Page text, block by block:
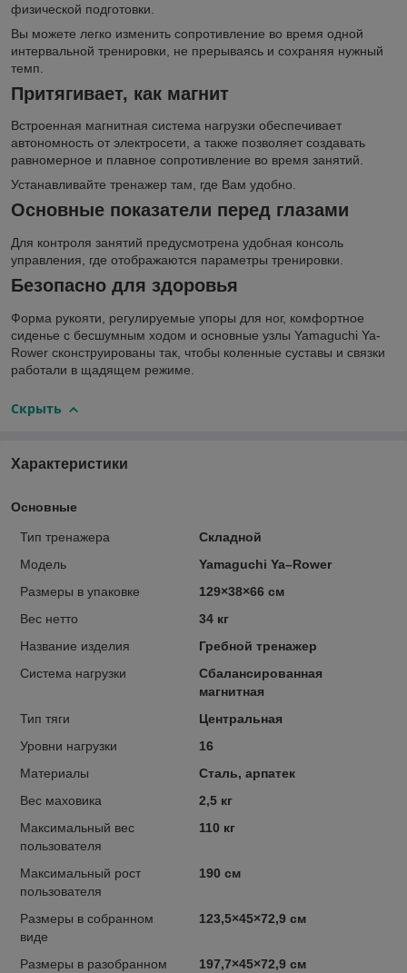
физической подготовки.
Вы можете легко изменить сопротивление во время одной
интервальной тренировки, не прерываясь и сохраняя нужный
темп.
Притягивает, как магнит
Встроенная магнитная система нагрузки обеспечивает
автономность от электросети, а также позволяет создавать
равномерное и плавное сопротивление во время занятий.
Устанавливайте тренажер там, где Вам удобно.
Основные показатели перед глазами
Для контроля занятий предусмотрена удобная консоль
управления, где отображаются параметры тренировки.
Безопасно для здоровья
Форма рукояти, регулируемые упоры для ног, комфортное
сиденье с бесшумным ходом и основные узлы Yamaguchi Ya-
Rower сконструированы так, чтобы коленные суставы и связки
работали в щадящем режиме.
Скрыть
Характеристики
Основные
Тип тренажера
Складной
Модель
Yamaguchi Ya–Rower
Размеры в упаковке
129×38×66 см
Вес нетто
34 кг
Название изделия
Гребной тренажер
Система нагрузки
Сбалансированная
магнитная
Тип тяги
Центральная
Уровни нагрузки
16
Материалы
Сталь, арпатек
Вес маховика
2,5 кг
Максимальный вес
пользователя
110 кг
Максимальный рост
пользователя
190 см
Размеры в собранном
виде
123,5×45×72,9 см
Размеры в разобранном 197,7×45×72,9 см